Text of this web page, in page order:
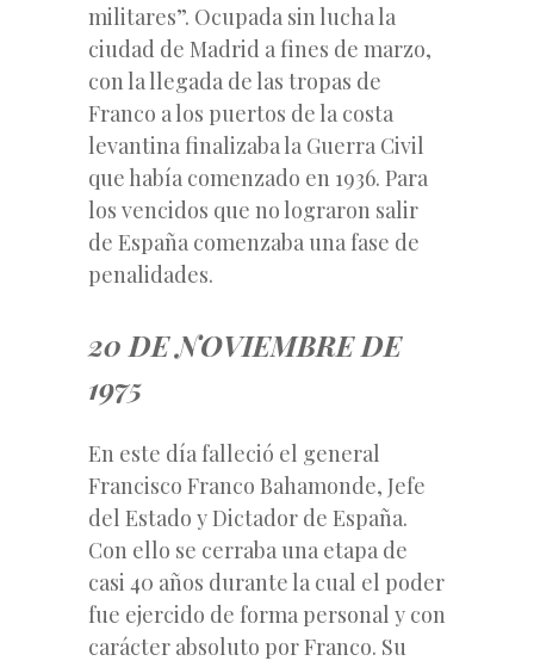
militares”. Ocupada sin lucha la
ciudad de Madrid a fines de marzo,
con la llegada de las tropas de
Franco a los puertos de la costa
levantina finalizaba la Guerra Civil
que había comenzado en 1936. Para
los vencidos que no lograron salir
de España comenzaba una fase de
penalidades.
20 DE NOVIEMBRE DE
1975
En este día falleció el general
Francisco Franco Bahamonde, Jefe
del Estado y Dictador de España.
Con ello se cerraba una etapa de
casi 40 años durante la cual el poder
fue ejercido de forma personal y con
carácter absoluto por Franco. Su